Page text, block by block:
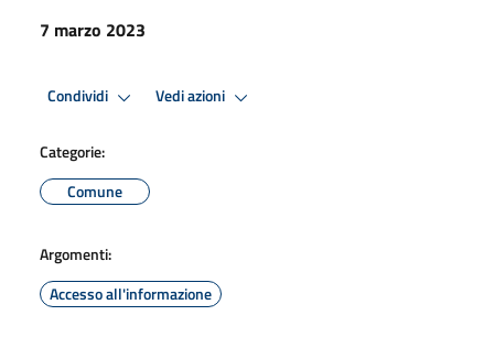
7 marzo 2023
Condividi Vedi azioni
Categorie:
Comune
Argomenti:
Accesso all'informazione